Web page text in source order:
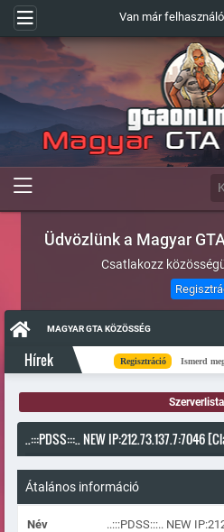
Van már
Üdvözlünk a Magyar
Csatlakozz
MAGYAR GTA KÖZÖSSÉG
Hírek Regisztráció Ismerd meg a
Szerverlista
..:::PDSS:::.. NEW IP:212.73.137.7:7046
Átalános információ
Név
..:::PDSS:::.. NEW